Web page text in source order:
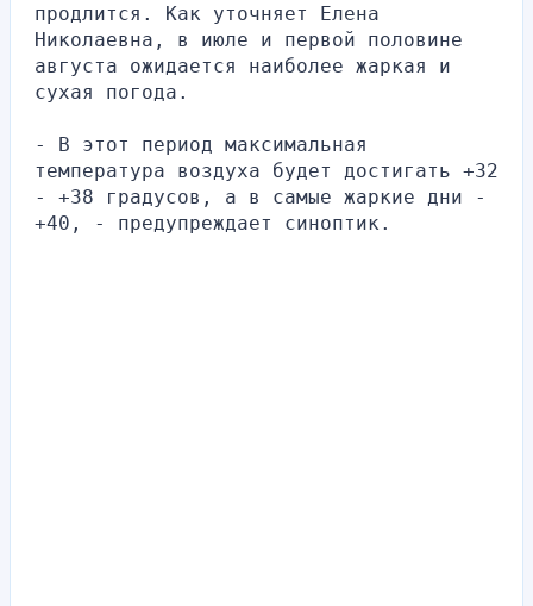
продлится. Как уточняет Елена
Николаевна, в июле и первой половине
августа ожидается наиболее жаркая и
сухая погода.
- В этот период максимальная
температура воздуха будет достигать +32
- +38 градусов, а в самые жаркие дни -
+40, - предупреждает синоптик.